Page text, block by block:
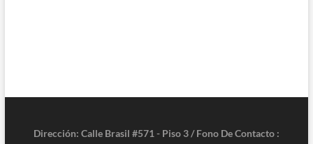
Dirección: Calle Brasil #571 - Piso 3 / Fono De Contacto :